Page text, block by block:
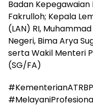
Badan Kepegawaian
Fakrulloh; Kepala
(LAN) RI,
Negeri, Bima Arya
serta Wakil Menteri
(SG/FA)